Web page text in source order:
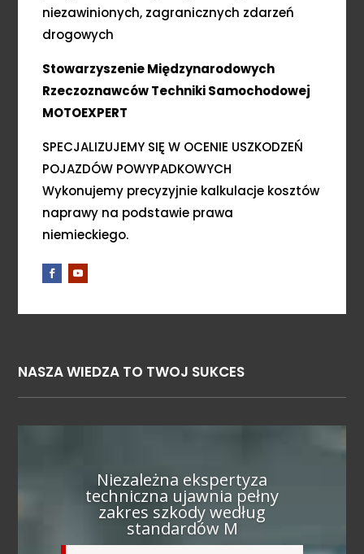
niezawinionych, zagranicznych zdarzeń
drogowych
Stowarzyszenie Międzynarodowych
Rzeczoznawców Techniki Samochodowej
MOTOEXPERT
SPECJALIZUJEMY SIĘ W OCENIE USZKODZEŃ
POJAZDÓW POWYPADKOWYCH
Wykonujemy precyzyjnie kalkulacje kosztów
naprawy na podstawie prawa
niemieckiego.
NASZA WIEDZA TO TWOJ SUKCES
Niezależna ekspertyza
techniczna ujawnia pełny
zakres szkody według
standardów M